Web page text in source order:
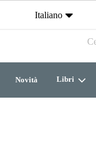
Italiano
Novità Libri